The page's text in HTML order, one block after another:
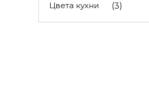
Цвета кухни (3)